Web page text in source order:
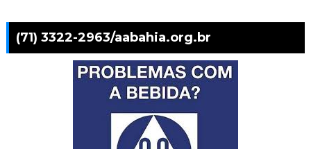
(71) 3322-2963/aabahia.org.br